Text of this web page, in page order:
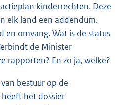
kinderrechten. Deze
elk land een addendum.
en omvang. Wat is de status
de Minister
rapporten? En zo ja, welke?
bestuur op de
het dossier